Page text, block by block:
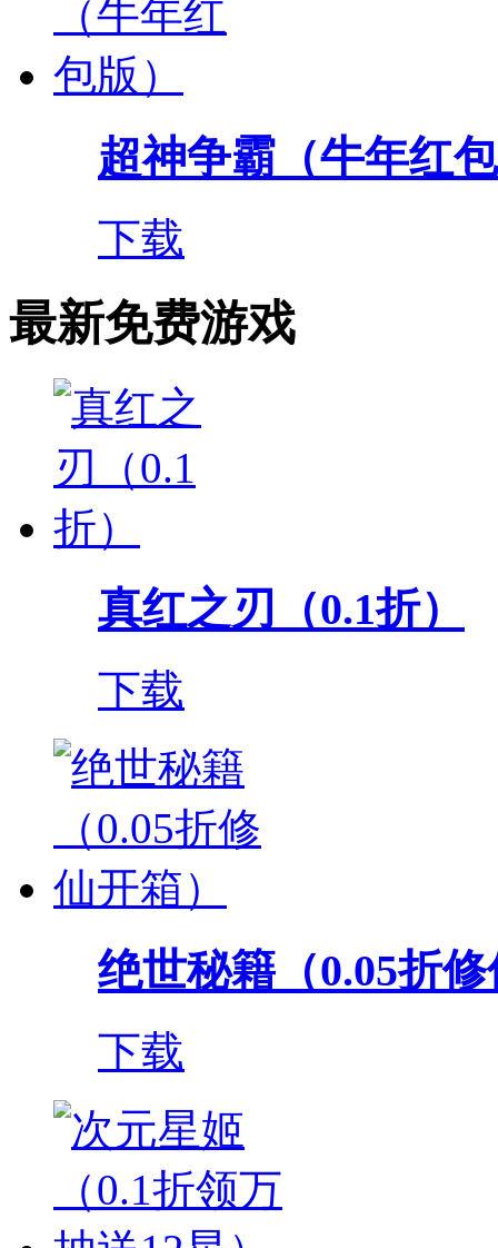
超神争霸（牛年红
下载
最新免费游戏
真红之刃（0.1折）
下载
绝世秘籍（0.05折
下载